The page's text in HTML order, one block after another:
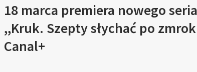
18 marca premiera nowego
,,Kruk. Szepty słychać po
Canal+